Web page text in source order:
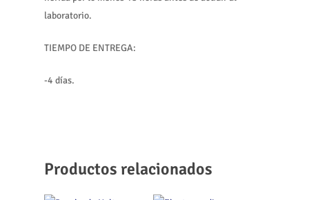
laboratorio.
TIEMPO DE ENTREGA:
-4 días.
Productos relacionados